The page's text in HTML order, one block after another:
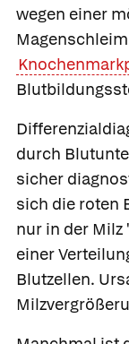
wegen einer
durch
sicher
sich die roten
nur in der Milz
einer
Blutzellen.